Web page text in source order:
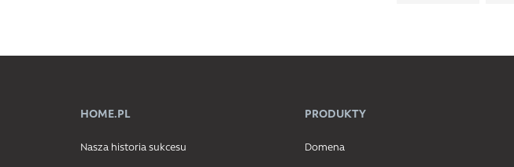
HOME.PL
Nasza historia sukcesu
PRODUKTY
Domena